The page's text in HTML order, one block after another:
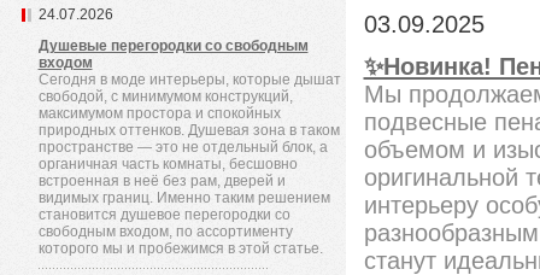
24.07.2026
Душевые перегородки со свободным
входом
Сегодня в моде интерьеры, которые дышат
свободой, с минимумом конструкций,
максимумом простора и спокойных
природных оттенков. Душевая зона в таком
пространстве — это не отдельный блок, а
органичная часть комнаты, бесшовно
встроенная в неё без рам, дверей и
видимых границ. Именно таким решением
становится душевое перегородки со
свободным входом, по ассортименту
которого мы и пробежимся в этой статье.
03.09.2025
✨Новинка!
Мы
подвесные
объемом и
оригинальной
интерьеру
станут